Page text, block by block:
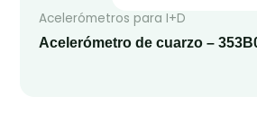
Acelerómetros para I+D
Acelerómetro de cuarzo –